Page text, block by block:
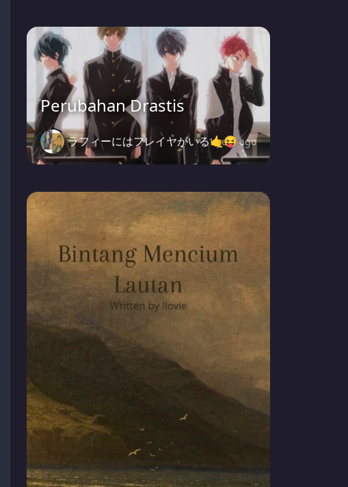
Perubahan Drastis
ラフィーにはフレイヤがいる🤙😝
1 year ago